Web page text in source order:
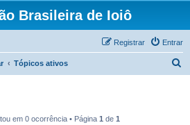
Brasileira de Ioiô
Entrar
Registrar
Tópicos ativos
em 0 ocorrência • Página 1 de 1